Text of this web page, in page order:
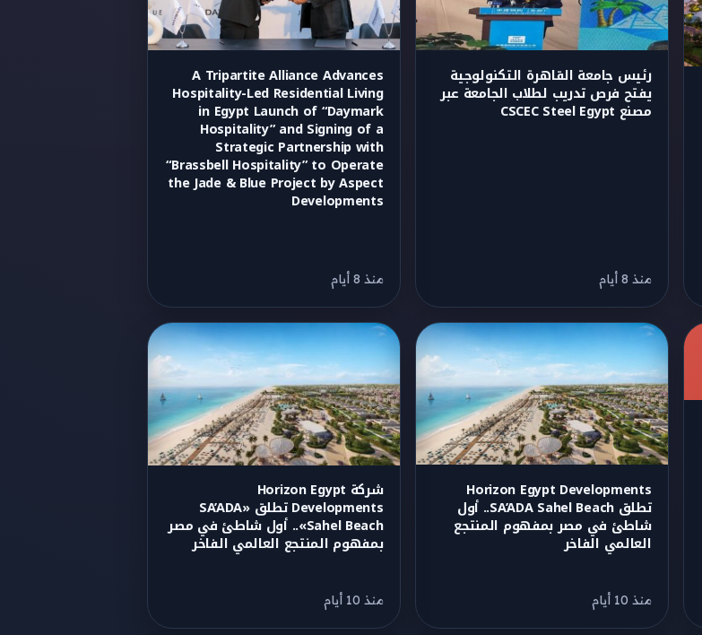
رئيس جامعة القاهرة التكنولوجية
يفتح فرص تدريب لطلاب الجامعة عبر
مصنع CSCEC Steel Egypt
منذ 8 أيام
A Tripartite Alliance Advances
Hospitality-Led Residential Living
in Egypt Launch of “Daymark
Hospitality” and Signing of a
Strategic Partnership with
“Brassbell Hospitality” to Operate
the Jade & Blue Project by Aspect
Developments
منذ 8 أيام
Horizon Egypt Developments
تطلق SA’ADA Sahel Beach.. أول
شاطئ في مصر بمفهوم المنتجع
العالمي الفاخر
منذ 10 أيام
شركة Horizon Egypt
Developments تطلق «SA’ADA
Sahel Beach».. أول شاطئ في مصر
بمفهوم المنتجع العالمي الفاخر
منذ 10 أيام